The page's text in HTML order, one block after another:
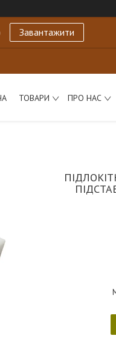
Завантажити
ТОВАРИ ПРО НАС